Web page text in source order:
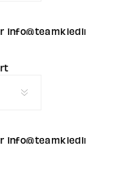
info@teamkleding.eu
info@teamkleding.eu